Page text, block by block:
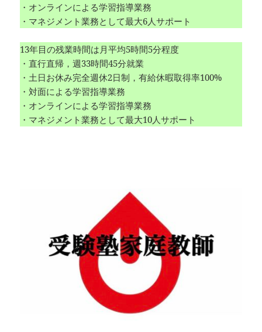
・オンラインによる学習指導業務
・マネジメント業務として最大6人サポート
13年目の残業時間は月平均5時間5分程度
・直行直帰，週33時間45分就業
・土日お休み完全週休2日制，有給休暇取得率100%
・対面による学習指導業務
・オンラインによる学習指導業務
・マネジメント業務として最大10人サポート